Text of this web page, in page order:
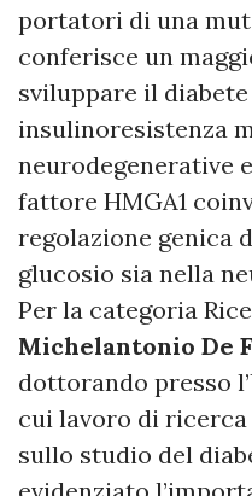
portatori di una
conferisce un
sviluppare il
insulinoresistenza
neurodegenerative
fattore HMGA1
regolazione genica
glucosio sia nella
Per la categoria
Michelantonio De
dottorando presso
cui lavoro di
sullo studio del